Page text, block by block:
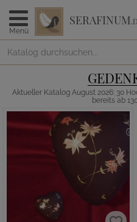
Menü
SERAFINUM
Aktueller Katalog August 2026: 30
bereits ab